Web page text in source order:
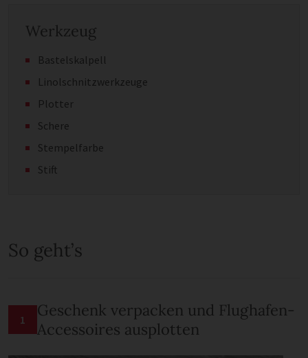
Werkzeug
Bastelskalpell
Linolschnitzwerkzeuge
Plotter
Schere
Stempelfarbe
Stift
So geht’s
1
Geschenk verpacken und Flughafen-
Accessoires ausplotten